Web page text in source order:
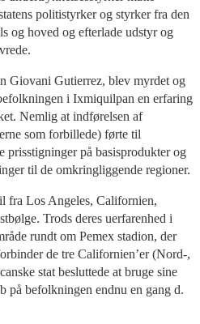
politistyrker og styrker fra den
og hoved og efterlade udstyr og
Giovani Gutierrez, blev myrdet og
i Ixmiquilpan en erfaring
Nemlig at indførelsen af
som forbillede) førte til
prisstigninger på basisprodukter og
til de omkringliggende regioner.
fra Los Angeles, Californien,
Trods deres uerfarenhed i
rundt om Pemex stadion, der
de tre Californien’er (Nord-,
stat besluttede at bruge sine
på befolkningen endnu en gang d.